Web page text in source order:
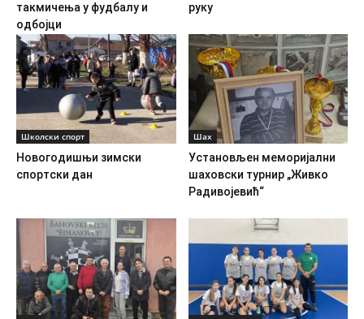
такмичења у фудбалу и
одбојци
руку
Школски спорт
Новогодишњи зимски
спортски дан
Шах
Установљен меморијални
шаховски турнир „Живко
Радивојевић“